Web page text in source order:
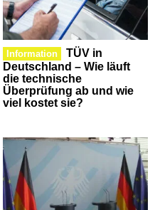
Information
TÜV in
Deutschland – Wie läuft
die technische
Überprüfung ab und wie
viel kostet sie?